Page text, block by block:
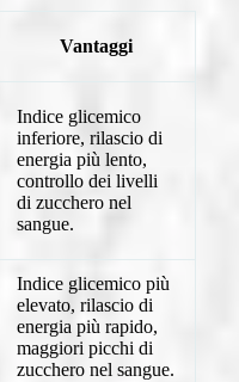
Vantaggi
Indice glicemico
inferiore, rilascio di
energia più lento,
controllo dei livelli
di zucchero nel
sangue.
Indice glicemico più
elevato, rilascio di
energia più rapido,
maggiori picchi di
zucchero nel sangue.